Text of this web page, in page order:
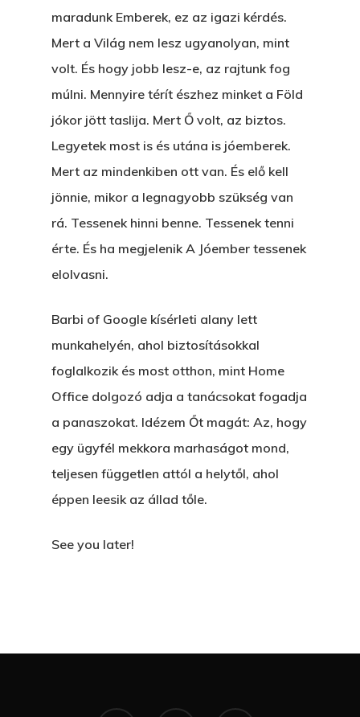
maradunk Emberek, ez az igazi kérdés.
Mert a Világ nem lesz ugyanolyan, mint
volt. És hogy jobb lesz-e, az rajtunk fog
múlni. Mennyire térít észhez minket a Föld
jókor jött taslija. Mert Ő volt, az biztos.
Legyetek most is és utána is jóemberek.
Mert az mindenkiben ott van. És elő kell
jönnie, mikor a legnagyobb szükség van
rá. Tessenek hinni benne. Tessenek tenni
érte. És ha megjelenik A Jóember tessenek
elolvasni.
Barbi of Google kísérleti alany lett
munkahelyén, ahol biztosításokkal
foglalkozik és most otthon, mint Home
Office dolgozó adja a tanácsokat fogadja
a panaszokat. Idézem Őt magát: Az, hogy
egy ügyfél mekkora marhaságot mond,
teljesen független attól a helytől, ahol
éppen leesik az állad tőle.
See you later!